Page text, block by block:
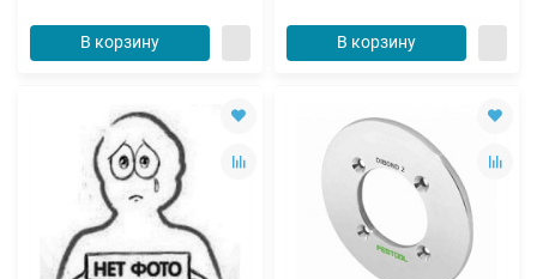
В корзину В корзину